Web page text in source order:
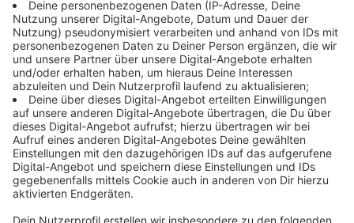
nicht umständlicher wird. Das ist aber häufig der Fall.
Zum einen, weil es noch zu wenig Park & Ride-Anlagen
gibt. Aber auch, weil viele Plätze auch einfach von
vielen Anderen genutzt werden, etwa von Anwohnern.
Das beobachtet auch Roman Suthold vom ADAC. Es
sei grade bei gut gelegenen Anlagen ein Glückspiel
einen Parkplatz zu bekommen. Das muss laut ADAC
besser werden.
Anzeige